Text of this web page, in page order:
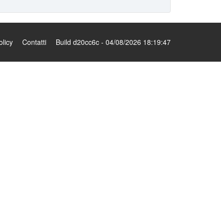
Contatti Build d20cc6c - 04/08/2026 18:19:47